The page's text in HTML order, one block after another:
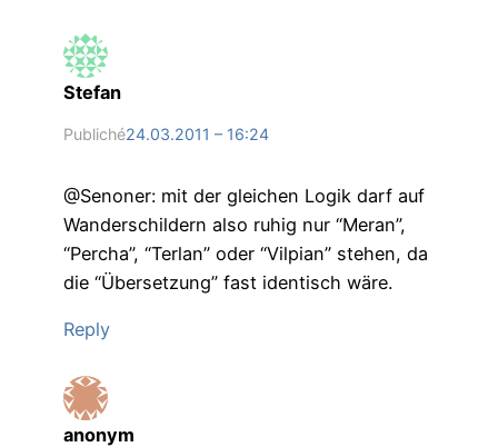
Stefan
Publiché24.03.2011 – 16:24
@Senoner: mit der gleichen Logik darf auf
Wanderschildern also ruhig nur “Meran”,
“Percha”, “Terlan” oder “Vilpian” stehen, da
die “Übersetzung” fast identisch wäre.
Reply
anonym